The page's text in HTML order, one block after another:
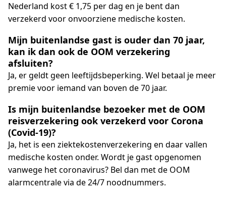
Nederland kost € 1,75 per dag en je bent dan
verzekerd voor onvoorziene medische kosten.
Mijn buitenlandse gast is ouder dan 70 jaar,
kan ik dan ook de OOM verzekering
afsluiten?
Ja, er geldt geen leeftijdsbeperking. Wel betaal je meer
premie voor iemand van boven de 70 jaar.
Is mijn buitenlandse bezoeker met de OOM
reisverzekering ook verzekerd voor Corona
(Covid-19)?
Ja, het is een ziektekostenverzekering en daar vallen
medische kosten onder. Wordt je gast opgenomen
vanwege het coronavirus? Bel dan met de OOM
alarmcentrale via de 24/7 noodnummers.